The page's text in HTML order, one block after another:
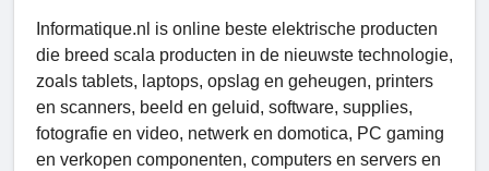
Informatique.nl is online beste elektrische producten
die breed scala producten in de nieuwste technologie,
zoals tablets, laptops, opslag en geheugen, printers
en scanners, beeld en geluid, software, supplies,
fotografie en video, netwerk en domotica, PC gaming
en verkopen componenten, computers en servers en